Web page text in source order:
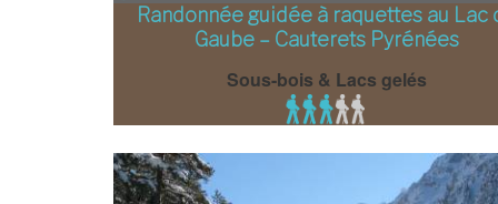
Randonnée guidée à raquettes au Lac
Gaube – Cauterets Pyrénées
Sous-bois & Lacs gelés